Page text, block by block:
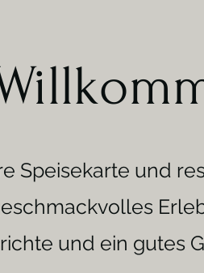
Speisekarte und
und ein gutes